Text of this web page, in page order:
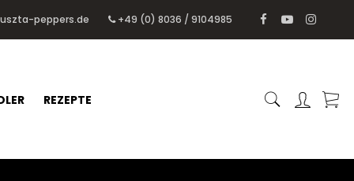
peppers.de +49 (0) 8036 / 9104985
REZEPTE